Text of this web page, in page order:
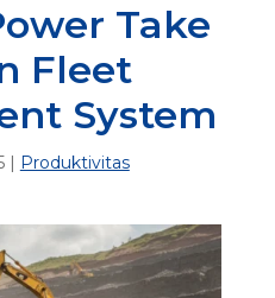
Take
Fleet
System
| Produktivitas